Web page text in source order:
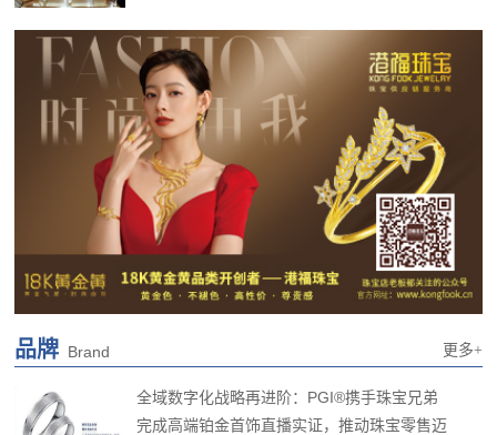
品牌 Brand 更多+
全域数字化战略再进阶：PGI®携手珠宝兄弟
完成高端铂金首饰直播实证，推动珠宝零售迈